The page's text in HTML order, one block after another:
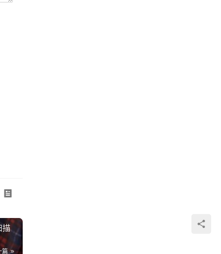
描
篇